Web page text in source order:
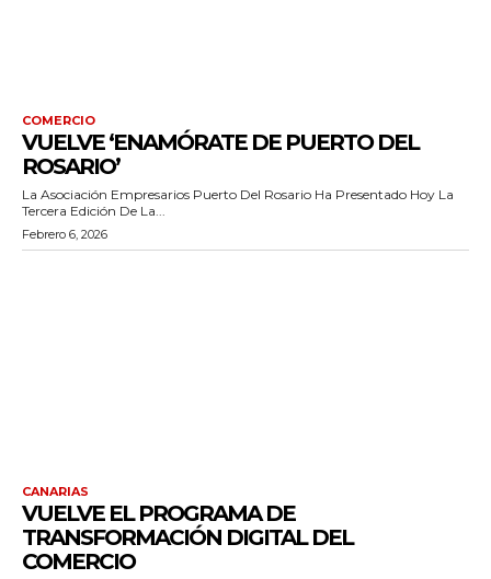
COMERCIO
VUELVE ‘ENAMÓRATE DE PUERTO DEL
ROSARIO’
La Asociación Empresarios Puerto Del Rosario Ha Presentado Hoy La
Tercera Edición De La...
Febrero 6, 2026
CANARIAS
VUELVE EL PROGRAMA DE
TRANSFORMACIÓN DIGITAL DEL
COMERCIO